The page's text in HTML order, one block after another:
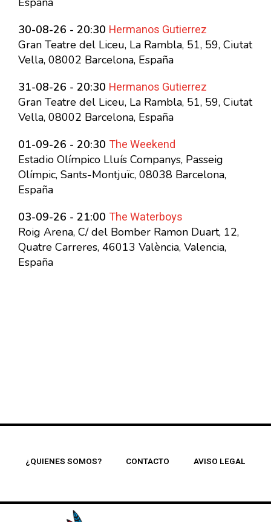
30-08-26 - 20:30 Hermanos Gutierrez
Gran Teatre del Liceu, La Rambla, 51, 59, Ciutat
Vella, 08002 Barcelona, España
31-08-26 - 20:30 Hermanos Gutierrez
Gran Teatre del Liceu, La Rambla, 51, 59, Ciutat
Vella, 08002 Barcelona, España
01-09-26 - 20:30 The Weekend
Estadio Olímpico Lluís Companys, Passeig
Olímpic, Sants-Montjuïc, 08038 Barcelona,
España
03-09-26 - 21:00 The Waterboys
Roig Arena, C/ del Bomber Ramon Duart, 12,
Quatre Carreres, 46013 València, Valencia,
España
¿QUIENES SOMOS? CONTACTO AVISO LEGAL